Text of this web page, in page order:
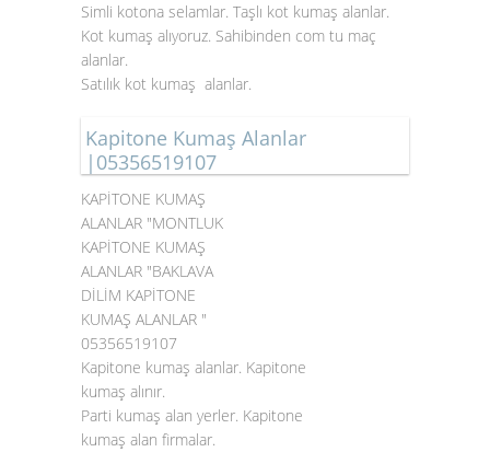
Simli kotona selamlar. Taşlı kot kumaş alanlar.
Kot kumaş alıyoruz. Sahibinden com tu maç
alanlar.
Satılık kot kumaş alanlar.
Kapitone Kumaş Alanlar
|05356519107
KAPİTONE KUMAŞ
ALANLAR "MONTLUK
KAPİTONE KUMAŞ
ALANLAR "BAKLAVA
DİLİM KAPİTONE
KUMAŞ ALANLAR "
05356519107
Kapitone kumaş alanlar. Kapitone
kumaş alınır.
Parti kumaş alan yerler. Kapitone
kumaş alan firmalar.